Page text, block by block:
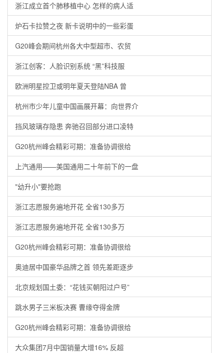
浙江成立首个肺移植中心 怎样的病人适
炉石卡拉赞之夜 新卡说明中的一些彩蛋
G20峰会期间杭州各大中型超市、农贸
浙江创客：人脸识别系统 “黑”科技服
欧洲明星控卫或明年夏天登陆NBA 曾
杭州市少年儿童中国画展开幕：向世界介
挡风玻璃存隐患 奔驰召回部分进口凌特
G20杭州峰会精彩可期：准备协调很给
上汽通用——美国通用二十年前下的一盘
"幼升小"要抢跑
浙江志愿服务遍地开花 全省130多万
浙江志愿服务遍地开花 全省130多万
G20杭州峰会精彩可期：准备协调很给
奥迪居中国豪华品牌之首 领先差距逐步
北京规划国土委：“花钱买朝阳过户号”
跳水男子三米板决赛 曹缘夺得金牌
G20杭州峰会精彩可期：准备协调很给
大众集团7月中国销量大增16% 反超